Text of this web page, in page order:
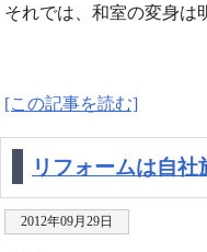
それでは、和室の変身は
[この記事を読む]
リフォームは自
2012年09月29日